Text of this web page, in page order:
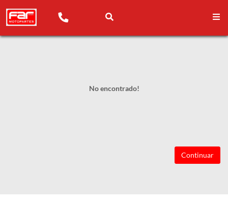
No encontrado!
Continuar